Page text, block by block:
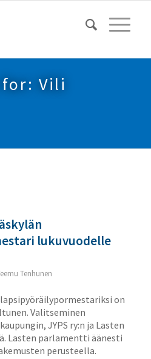
for: Vili
lukuvuodelle
Tenhunen
on
Valitseminen
JYPS ry:n ja Lasten
Lasten parlamentti äänesti
perusteella.